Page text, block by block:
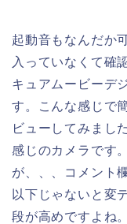
起動音もなんだか
入っていなくて確
キュアムービーデ
す。こんな感じで
ビューしてみまし
感じのカメラです
が、、、コメント
以下じゃないと変
段が高めですよね